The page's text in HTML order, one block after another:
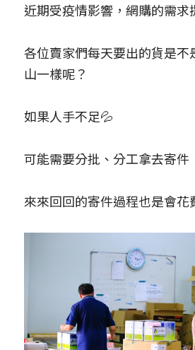
近期受疫情影響，網購的需
各位賣家們每天要出的貨是不
山一樣呢？
如果人手不足💦
可能需要分批、分工拿去寄件
來來回回的寄件過程也是會花